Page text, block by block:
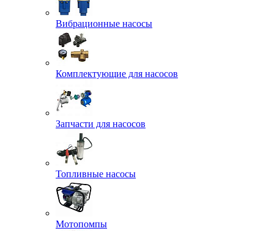
Вибрационные насосы
Комплектующие для насосов
Запчасти для насосов
Топливные насосы
Мотопомпы